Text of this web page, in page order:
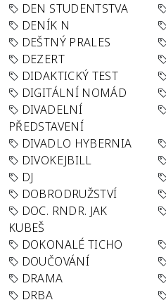
DEN STUDENTSTVA
DENÍK N
DEŠTNÝ PRALES
DEZERT
DIDAKTICKÝ TEST
DIGITÁLNÍ NOMÁD
DIVADELNÍ
PŘEDSTAVENÍ
DIVADLO HYBERNIA
DIVOKEJBILL
DJ
DOBRODRUŽSTVÍ
DOC. RNDR. JAK
KUBEŠ
DOKONALÉ TICHO
DOUČOVÁNÍ
DRAMA
DRBA